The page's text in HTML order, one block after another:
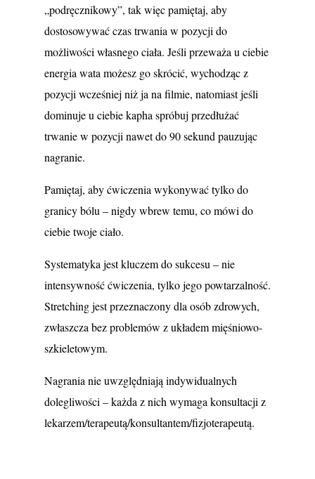
„podręcznikowy”, tak więc pamiętaj, aby
dostosowywać czas trwania w pozycji do
możliwości własnego ciała. Jeśli przeważa u ciebie
energia wata możesz go skrócić, wychodząc z
pozycji wcześniej niż ja na filmie, natomiast jeśli
dominuje u ciebie kapha spróbuj przedłużać
trwanie w pozycji nawet do 90 sekund pauzując
nagranie.
Pamiętaj, aby ćwiczenia wykonywać tylko do
granicy bólu – nigdy wbrew temu, co mówi do
ciebie twoje ciało.
Systematyka jest kluczem do sukcesu – nie
intensywność ćwiczenia, tylko jego powtarzalność.
Stretching jest przeznaczony dla osób zdrowych,
zwłaszcza bez problemów z układem mięśniowo-
szkieletowym.
Nagrania nie uwzględniają indywidualnych
dolegliwości – każda z nich wymaga konsultacji z
lekarzem/terapeutą/konsultantem/fizjoterapeutą.